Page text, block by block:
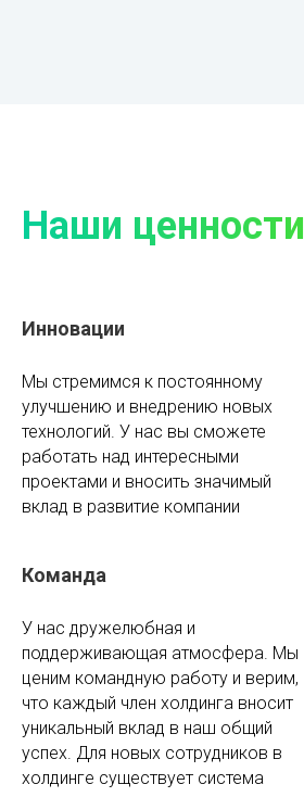
Наши ценности
Инновации
Мы стремимся к постоянному
улучшению и внедрению новых
технологий. У нас вы сможете
работать над интересными
проектами и вносить значимый
вклад в развитие компании
Команда
У нас дружелюбная и
поддерживающая атмосфера. Мы
ценим командную работу и верим,
что каждый член холдинга вносит
уникальный вклад в наш общий
успех. Для новых сотрудников в
холдинге существует система